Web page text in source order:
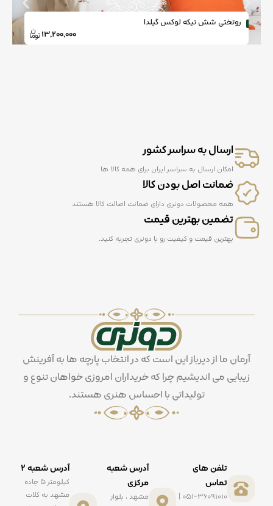
روتختی شش تیکه لوكس گیلدا
13,200,000
ارسال به سراسر کشور
امکان ارسال به سراسر ایران برای همه کالا ها
ضمانت اصل بودن کالا
همه محصولات دونری دارای ضمانت اصالت کالا هستند
تضمین بهترین قیمت
بهترین قیمت و کیفیت رو با دونری تجربه کنید.
آرمان ما از دیرباز این است که در انتخاب پارچه ها به آفرینش
زیبایی می اندیشیم چرا که خریداران امروزی خواهان تنوع و
تولیداتی با احساس هنری هستند.
تلفن های
تماس
051-36091010 |
آدرس شعبه
مرکزی
مشهد ، بلوار
آدرس شعبه ۲
کیلومتر ۵ جاده
مشهد به کلات